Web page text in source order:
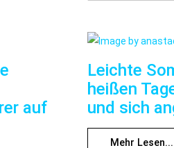
auf
Leichte
heißen
und sich
Mehr Lesen...